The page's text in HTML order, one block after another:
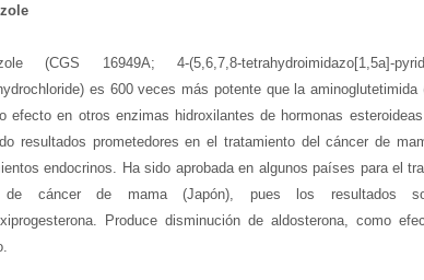
(CGS 16949A; 4-(5,6,7,8-tetrahydroimidazo[1,5a]-
es 600 veces más potente que la
efecto en otros enzimas hidroxilantes de hormonas
resultados prometedores en el tratamiento del cáncer de
endocrinos. Ha sido aprobada en algunos países para el
de cáncer de mama (Japón), pues los resultados
Produce disminución de aldosterona, como